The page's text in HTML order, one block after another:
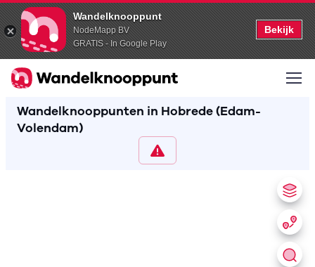
Wandelknooppunt
NodeMapp BV
GRATIS - In Google Play
Bekijk
Wandelknooppunten in Hobrede (Edam-
Volendam)